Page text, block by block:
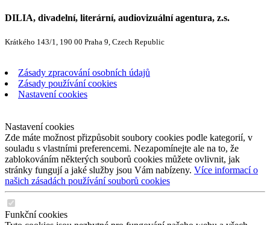
DILIA, divadelní, literární, audiovizuální agentura, z.s.
Krátkého 143/1, 190 00 Praha 9, Czech Republic
Zásady zpracování osobních údajů
Zásady používání cookies
Nastavení cookies
Nastavení cookies
Zde máte možnost přizpůsobit soubory cookies podle kategorií, v
souladu s vlastními preferencemi. Nezapomínejte ale na to, že
zablokováním některých souborů cookies můžete ovlivnit, jak
stránky fungují a jaké služby jsou Vám nabízeny. Více informací o
našich zásadách používání souborů cookies
Funkční cookies